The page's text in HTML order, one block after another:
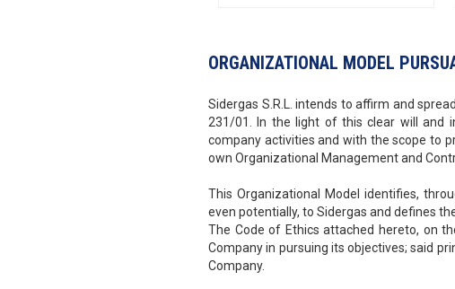
ORGANIZATIONAL MODEL
Sidergas S.R.L. intends to affirm and
231/01. In the light of this clear will and
company activities and with the scope to
own Organizational Management and
This Organizational Model identifies,
even potentially, to Sidergas and defines
The Code of Ethics attached hereto, on
Company in pursuing its objectives; said
Company.